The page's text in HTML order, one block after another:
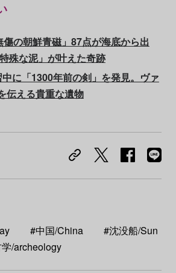
の朝鮮青磁」87点が海底から出
殊な泥」が叶えた奇跡
に「1300年前の剣」を発見。ヴァ
伝える貴重な遺物
#中国/China
#沈没船/Sun
/archeology